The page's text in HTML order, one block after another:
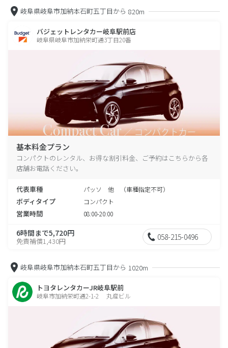
岐阜県岐阜市加納本石町五丁目から 820m
バジェットレンタカー岐阜駅前店
岐阜県岐阜市加納栄町通3丁目20番
基本料金プラン
コンパクトのレンタル、お得な割引料金、ご予約はこちらから各
店舗お電話ください。
代表車種 パッソ 他 （車種指定不可）
ボディタイプ コンパクト
営業時間 08:00-20:00
6時間まで5,720円
免責補償1,430円 058-215-0496
岐阜県岐阜市加納本石町五丁目から 1020m
トヨタレンタカーJR岐阜駅前
岐阜市加納栄町通2-1-2 丸産ビル